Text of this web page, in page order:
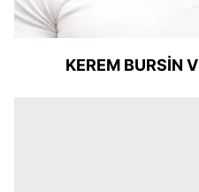
KEREM BURSİN